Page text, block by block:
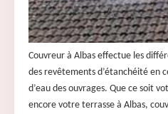
Couvreur à Albas effectue les
des revêtements d’étanchéité en
d’eau des ouvrages. Que ce soit
encore votre terrasse à Albas,